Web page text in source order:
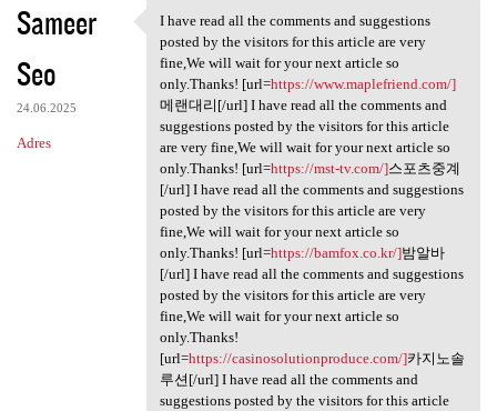
Sameer
Seo
24.06.2025
Adres
I have read all the comments
I have read all the comments and suggestions
posted by the visitors for this article are very
fine,We will wait for your next article so
only.Thanks! [url=https://www.maplefriend.com/]
메랜대리[/url] I have read all the comments and
suggestions posted by the visitors for this article
are very fine,We will wait for your next article so
only.Thanks! [url=https://mst-tv.com/]스포츠중계
[/url] I have read all the comments and suggestions
posted by the visitors for this article are very
fine,We will wait for your next article so
only.Thanks! [url=https://bamfox.co.kr/]밤알바
[/url] I have read all the comments and suggestions
posted by the visitors for this article are very
fine,We will wait for your next article so
only.Thanks!
[url=https://casinosolutionproduce.com/]카지노솔
루션[/url] I have read all the comments and
suggestions posted by the visitors for this article